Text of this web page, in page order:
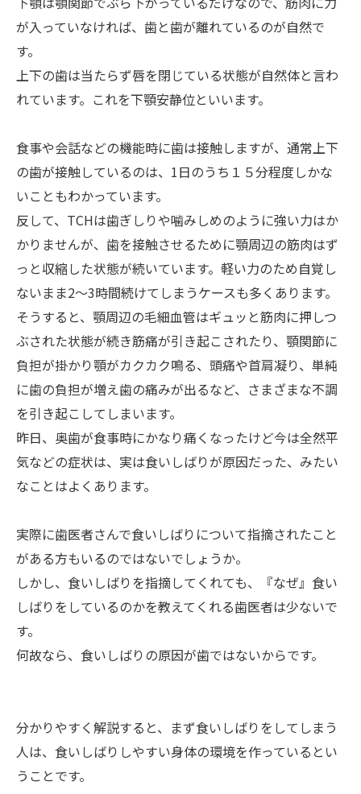
が入っていなければ、歯と歯が離れているのが自然で
す。
上下の歯は当たらず唇を閉じている状態が自然体と言わ
れています。これを下顎安静位といいます。
食事や会話などの機能時に歯は接触しますが、通常上下
の歯が接触しているのは、1日のうち１５分程度しかな
いこともわかっています。
反して、TCHは歯ぎしりや噛みしめのように強い力はか
かりませんが、歯を接触させるために顎周辺の筋肉はず
っと収縮した状態が続いています。軽い力のため自覚し
ないまま2～3時間続けてしまうケースも多くあります。
そうすると、顎周辺の毛細血管はギュッと筋肉に押しつ
ぶされた状態が続き筋痛が引き起こされたり、顎関節に
負担が掛かり顎がカクカク鳴る、頭痛や首肩凝り、単純
に歯の負担が増え歯の痛みが出るなど、さまざまな不調
を引き起こしてしまいます。
昨日、奥歯が食事時にかなり痛くなったけど今は全然平
気などの症状は、実は食いしばりが原因だった、みたい
なことはよくあります。
実際に歯医者さんで食いしばりについて指摘されたこと
がある方もいるのではないでしょうか。
しかし、食いしばりを指摘してくれても、『なぜ』食い
しばりをしているのかを教えてくれる歯医者は少ないで
す。
何故なら、食いしばりの原因が歯ではないからです。
分かりやすく解説すると、まず食いしばりをしてしまう
人は、食いしばりしやすい身体の環境を作っているとい
うことです。